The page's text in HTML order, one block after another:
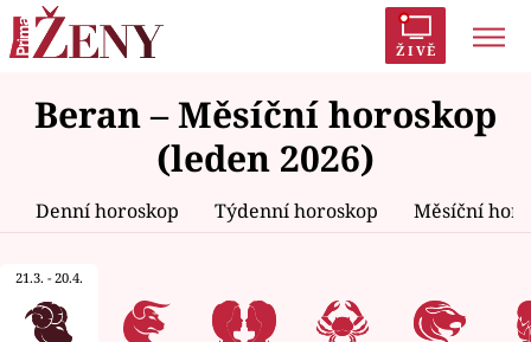
ŽIVĚ
Trendy: Polabí Inspekce Prostřeno!
AYTO?
Zrádci Proměny
Témata
Beran – Měsíční horoskop
(leden 2026)
Denní horoskop Týdenní horoskop Měsíční
21.3. - 20.4.